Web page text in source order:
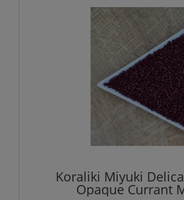
Koraliki Miyuki
Opaque Currant